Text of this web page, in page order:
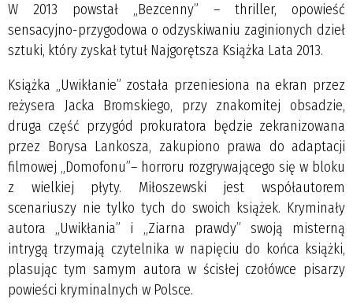
W 2013 powstał „Bezcenny” – thriller, opowieść
sensacyjno-przygodowa o odzyskiwaniu zaginionych dzieł
sztuki, który zyskał tytuł Najgorętsza Książka Lata 2013.
Książka „Uwikłanie” została przeniesiona na ekran przez
reżysera Jacka Bromskiego, przy znakomitej obsadzie,
druga część przygód prokuratora będzie zekranizowana
przez Borysa Lankosza, zakupiono prawa do adaptacji
filmowej „Domofonu”– horroru rozgrywającego się w bloku
z wielkiej płyty. Miłoszewski jest współautorem
scenariuszy nie tylko tych do swoich książek. Kryminały
autora „Uwikłania” i „Ziarna prawdy” swoją misterną
intrygą trzymają czytelnika w napięciu do końca książki,
plasując tym samym autora w ścisłej czołówce pisarzy
powieści kryminalnych w Polsce.